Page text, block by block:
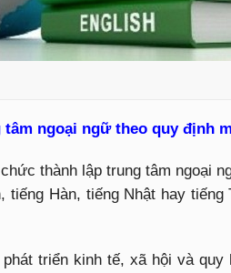
ngoại ngữ theo quy định
thành lập trung tâm ngoại
tiếng Hàn, tiếng Nhật hay tiếng
triển kinh tế, xã hội và